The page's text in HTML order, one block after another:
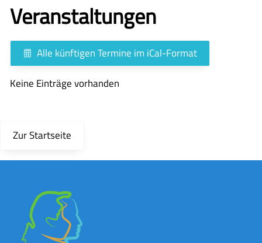
Veranstaltungen
Alle künftigen Termine im iCal-Format
Keine Einträge vorhanden
Zur Startseite